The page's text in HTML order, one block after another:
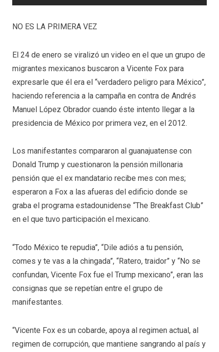
NO ES LA PRIMERA VEZ
El 24 de enero se viralizó un video en el que un grupo de
migrantes mexicanos buscaron a Vicente Fox para
expresarle que él era el “verdadero peligro para México”,
haciendo referencia a la campaña en contra de Andrés
Manuel López Obrador cuando éste intento llegar a la
presidencia de México por primera vez, en el 2012.
Los manifestantes compararon al guanajuatense con
Donald Trump y cuestionaron la pensión millonaria
pensión que el ex mandatario recibe mes con mes;
esperaron a Fox a las afueras del edificio donde se
graba el programa estadounidense “The Breakfast Club”
en el que tuvo participación el mexicano.
“Todo México te repudia”, “Dile adiós a tu pensión,
comes y te vas a la chingada”, “Ratero, traidor” y “No se
confundan, Vicente Fox fue el Trump mexicano”, eran las
consignas que se repetían entre el grupo de
manifestantes.
“Vicente Fox es un cobarde, apoya al regimen actual, al
regimen de corrupción, que mantiene sangrando al país y